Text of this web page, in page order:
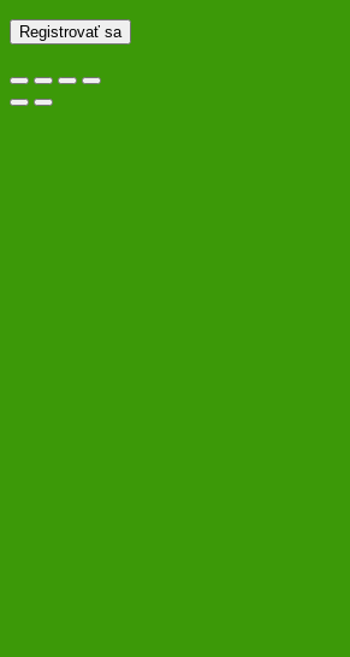
Registrovať sa